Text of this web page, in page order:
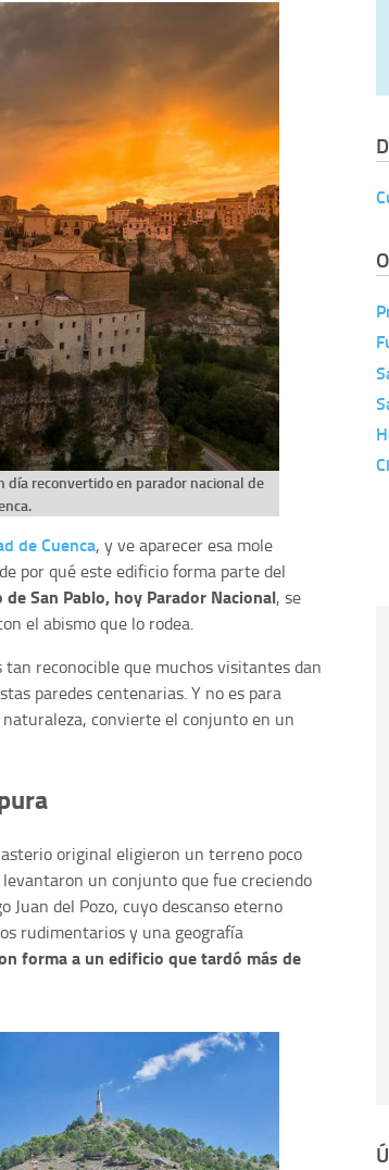
día reconvertido en parador nacional de
de Cuenca, y ve aparecer esa mole
por qué este edificio forma parte del
de San Pablo, hoy Parador Nacional, se
el abismo que lo rodea.
tan reconocible que muchos visitantes dan
paredes centenarias. Y no es para
convierte el conjunto en un
original eligieron un terreno poco
un conjunto que fue creciendo
Juan del Pozo, cuyo descanso eterno
rudimentarios y una geografía
forma a un edificio que tardó más de